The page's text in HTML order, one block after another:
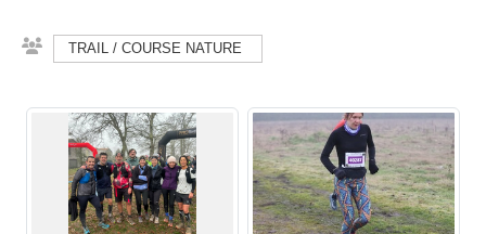
TRAIL / COURSE NATURE